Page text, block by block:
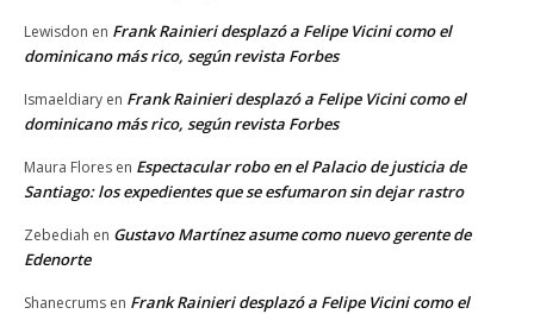
Lewisdon en Frank Rainieri desplazó a Felipe Vicini como el
dominicano más rico, según revista Forbes
Ismaeldiary en Frank Rainieri desplazó a Felipe Vicini como el
dominicano más rico, según revista Forbes
Maura Flores en Espectacular robo en el Palacio de justicia de
Santiago: los expedientes que se esfumaron sin dejar rastro
Zebediah en Gustavo Martínez asume como nuevo gerente de
Edenorte
Shanecrums en Frank Rainieri desplazó a Felipe Vicini como el